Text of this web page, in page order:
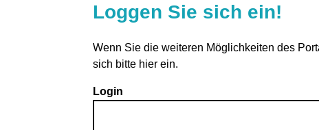
Loggen Sie sich ein!
Wenn Sie die weiteren Möglichkeiten des
sich bitte hier ein.
Login